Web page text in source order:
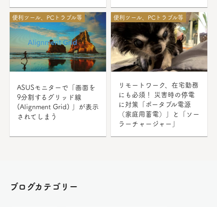
便利ツール、PCトラブル等
ASUSモニターで「画面を
9分割するグリッド線
(Alignment Grid) 」が表示
されてしまう
便利ツール、PCトラブル等
リモートワーク、在宅勤務
にも必須！ 災害時の停電
に対策「ポータブル電源
（家庭用蓄電）」と「ソー
ラーチャージャー」
ブログカテゴリー